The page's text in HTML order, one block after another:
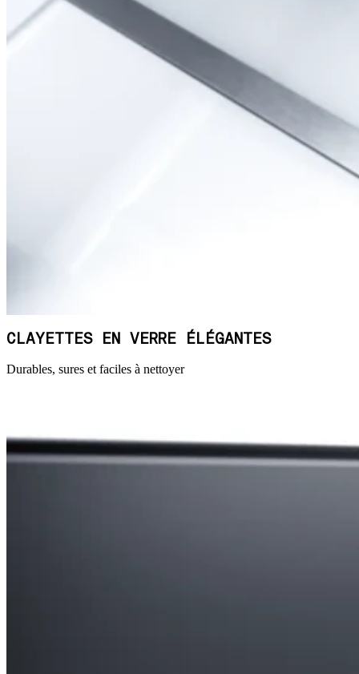
CLAYETTES EN VERRE ÉLÉGANTES
Durables, sures et faciles à nettoyer